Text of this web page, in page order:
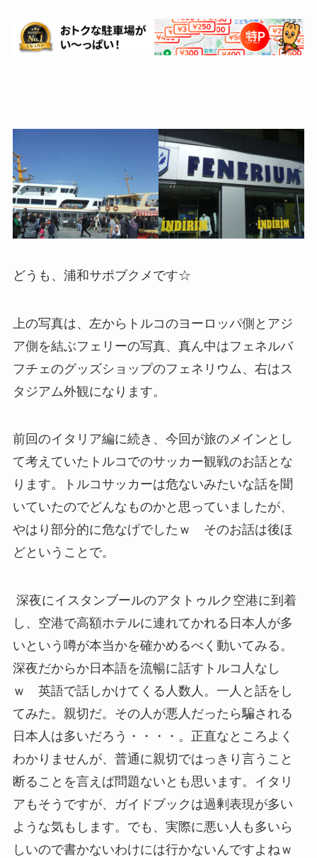
どうも、浦和サポブクメです☆
上の写真は、左からトルコのヨーロッパ側とアジ
ア側を結ぶフェリーの写真、真ん中はフェネルバ
フチェのグッズショップのフェネリウム、右はス
タジアム外観になります。
前回のイタリア編に続き、今回が旅のメインとし
て考えていたトルコでのサッカー観戦のお話とな
ります。トルコサッカーは危ないみたいな話を聞
いていたのでどんなものかと思っていましたが、
やはり部分的に危なげでしたｗ そのお話は後ほ
どということで。
深夜にイスタンブールのアタトゥルク空港に到着
し、空港で高額ホテルに連れてかれる日本人が多
いという噂が本当かを確かめるべく動いてみる。
深夜だからか日本語を流暢に話すトルコ人なし
ｗ 英語で話しかけてくる人数人。一人と話をし
てみた。親切だ。その人が悪人だったら騙される
日本人は多いだろう・・・・。正直なところよく
わかりませんが、普通に親切ではっきり言うこと
断ることを言えば問題ないとも思います。イタリ
アもそうですが、ガイドブックは過剰表現が多い
ような気もします。でも、実際に悪い人も多いら
しいので書かないわけには行かないんですよねｗ